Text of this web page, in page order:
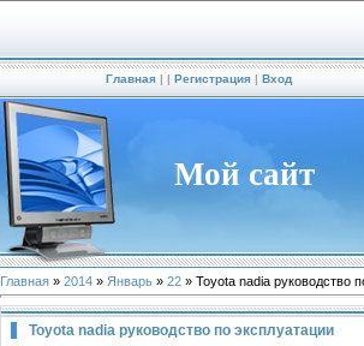
Главная| | Регистрация| Вход
Мой сайт
Главная » 2014 » Январь » 22 » Toyota nadia руководство
Toyota nadia руководство по эксплуатации